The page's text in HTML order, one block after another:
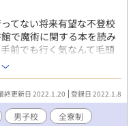
てない将来有望な不登校
で魔術に関する本を読み
前でも行く気なんて毛頭
行っていた図書館に知ら
素通りしようとしたが、
かに吸い寄せられるよう
物を手に取ってしまう。
光っていたおそらく光源
終更新日 2022.1.20 登録日 2022.1.8
男子校
全寮制